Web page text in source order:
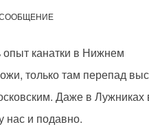
опыт канатки в Нижнем
только там перепад
Даже в Лужниках
нас и подавно.